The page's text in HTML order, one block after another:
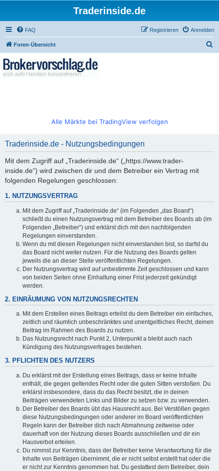
Traderinside.de
FAQ Anmelden
Registrieren
Foren-Übersicht
Alle Märkte bei TradingView verfolgen
Traderinside.de - Nutzungsbedingungen
Mit dem Zugriff auf „Traderinside.de“ („https://www.trader-
inside.de“) wird zwischen dir und dem Betreiber ein Vertrag mit
folgenden Regelungen geschlossen:
1. NUTZUNGSVERTRAG
Mit dem Zugriff auf „Traderinside.de“ (im Folgenden „das Board“)
schließt du einen Nutzungsvertrag mit dem Betreiber des Boards ab (im
Folgenden „Betreiber“) und erklärst dich mit den nachfolgenden
Regelungen einverstanden.
Wenn du mit diesen Regelungen nicht einverstanden bist, so darfst du
das Board nicht weiter nutzen. Für die Nutzung des Boards gelten
jeweils die an dieser Stelle veröffentlichten Regelungen.
Der Nutzungsvertrag wird auf unbestimmte Zeit geschlossen und kann
von beiden Seiten ohne Einhaltung einer Frist jederzeit gekündigt
werden.
2. EINRÄUMUNG VON NUTZUNGSRECHTEN
Mit dem Erstellen eines Beitrags erteilst du dem Betreiber ein einfaches,
zeitlich und räumlich unbeschränktes und unentgeltliches Recht, deinen
Beitrag im Rahmen des Boards zu nutzen.
Das Nutzungsrecht nach Punkt 2, Unterpunkt a bleibt auch nach
Kündigung des Nutzungsvertrages bestehen.
3. PFLICHTEN DES NUTZERS
Du erklärst mit der Erstellung eines Beitrags, dass er keine Inhalte
enthält, die gegen geltendes Recht oder die guten Sitten verstoßen. Du
erklärst insbesondere, dass du das Recht besitzt, die in deinen
Beiträgen verwendeten Links und Bilder zu setzen bzw. zu verwenden.
Der Betreiber des Boards übt das Hausrecht aus. Bei Verstößen gegen
diese Nutzungsbedingungen oder anderer im Board veröffentlichten
Regeln kann der Betreiber dich nach Abmahnung zeitweise oder
dauerhaft von der Nutzung dieses Boards ausschließen und dir ein
Hausverbot erteilen.
Du nimmst zur Kenntnis, dass der Betreiber keine Verantwortung für die
Inhalte von Beiträgen übernimmt, die er nicht selbst erstellt hat oder die
er nicht zur Kenntnis genommen hat. Du gestattest dem Betreiber, dein